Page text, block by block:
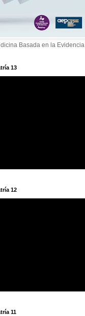
Basada en la Evidencia
13
12
11